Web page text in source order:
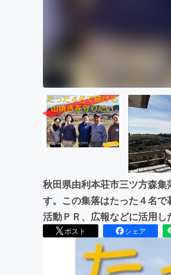
秋田県由利本荘市三ツ方森
す。この集落はたった４名
活動ＰＲ、広報などに活用
ポスト シェア